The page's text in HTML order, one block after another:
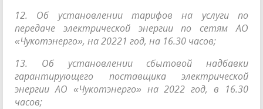
12. Об установлении тарифов на услуги по
передаче электрической энергии по сетям АО
«Чукотэнерго», на 20221 год, на 16.30 часов;
13. Об установлении сбытовой надбавки
гарантирующего поставщика электрической
энергии АО «Чукотэнерго» на 2022 год, в 16.30
часов;